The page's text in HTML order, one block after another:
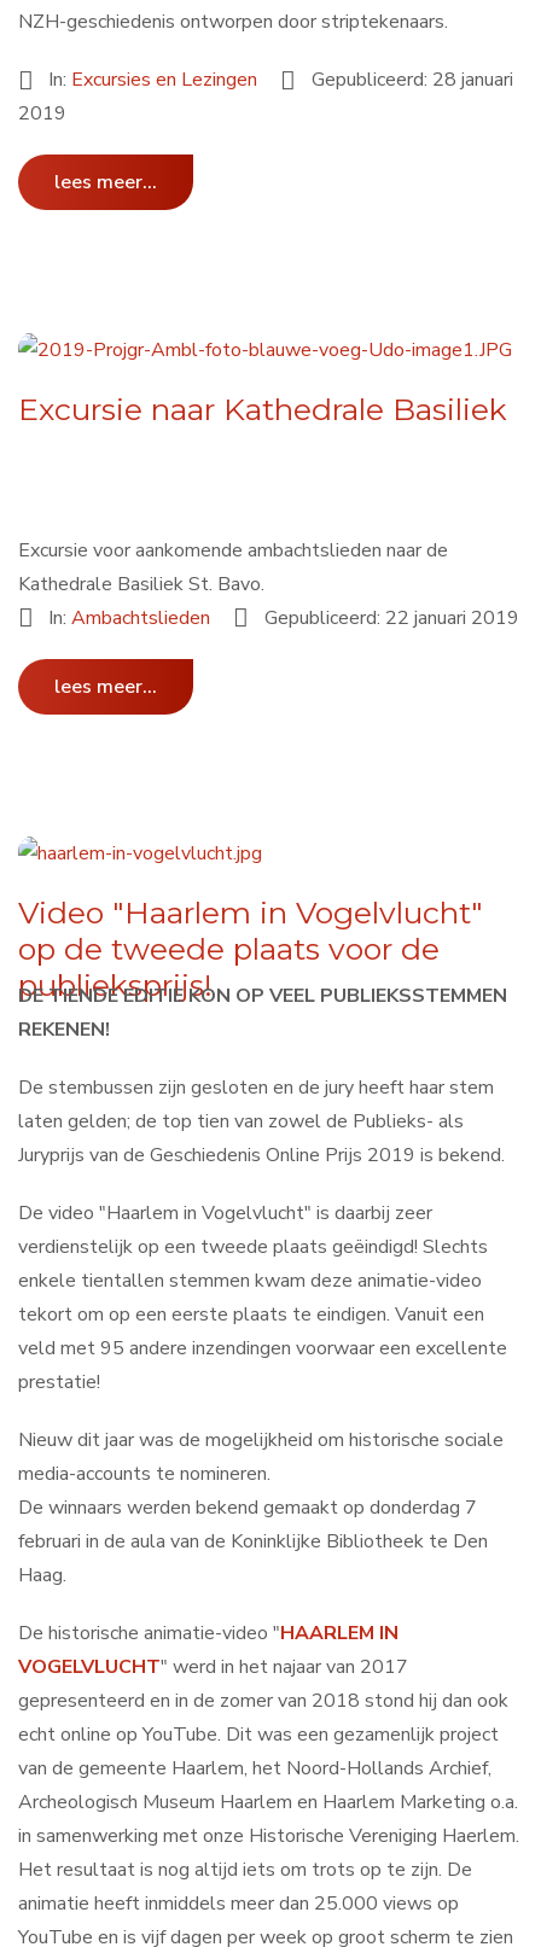
NZH-geschiedenis ontworpen door striptekenaars.
In: Excursies en Lezingen
Gepubliceerd: 28 januari
2019
lees meer...
Excursie naar Kathedrale Basiliek
Excursie voor aankomende ambachtslieden naar de
Kathedrale Basiliek St. Bavo.
In:Ambachtslieden Gepubliceerd: 22 januari 2019
lees meer...
Video "Haarlem in Vogelvlucht"
op de tweede plaats voor de
publieksprijs!
DE TIENDE EDITIE KON OP VEEL PUBLIEKSSTEMMEN
REKENEN!
De stembussen zijn gesloten en de jury heeft haar stem
laten gelden; de top tien van zowel de Publieks- als
Juryprijs van de Geschiedenis Online Prijs 2019 is bekend.
De video "Haarlem in Vogelvlucht" is daarbij zeer
verdienstelijk op een tweede plaats geëindigd! Slechts
enkele tientallen stemmen kwam deze animatie-video
tekort om op een eerste plaats te eindigen. Vanuit een
veld met 95 andere inzendingen voorwaar een excellente
prestatie!
Nieuw dit jaar was de mogelijkheid om historische sociale
media-accounts te nomineren.
De winnaars werden bekend gemaakt op donderdag 7
februari in de aula van de Koninklijke Bibliotheek te Den
Haag.
De historische animatie-video "HAARLEM IN
VOGELVLUCHT" werd in het najaar van 2017
gepresenteerd en in de zomer van 2018 stond hij dan ook
echt online op YouTube. Dit was een gezamenlijk project
van de gemeente Haarlem, het Noord-Hollands Archief,
Archeologisch Museum Haarlem en Haarlem Marketing o.a.
in samenwerking met onze Historische Vereniging Haerlem.
Het resultaat is nog altijd iets om trots op te zijn. De
animatie heeft inmiddels meer dan 25.000 views op
YouTube en is vijf dagen per week op groot scherm te zien